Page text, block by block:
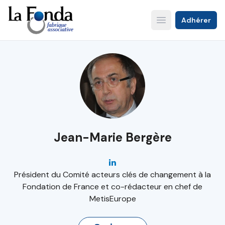
Aller
au
contenu
principal
Open main menu
Adhérer
Jean-Marie Bergère
Président du Comité acteurs clés de changement à la
Fondation de France et co-rédacteur en chef de
MetisEurope